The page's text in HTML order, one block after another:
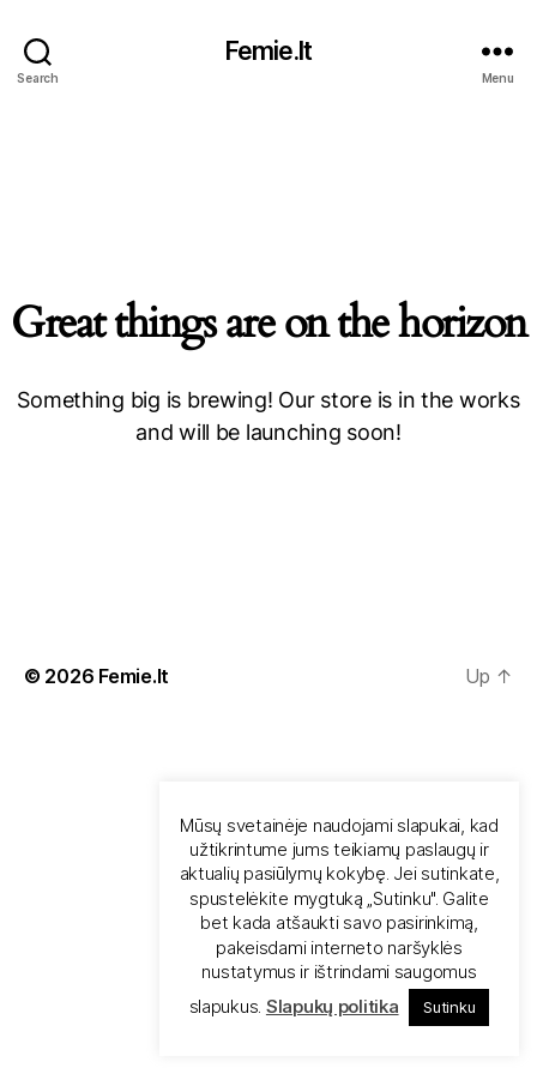
Search
Femie.lt
Menu
Great things are on the horizon
Something big is brewing! Our store is in the works
and will be launching soon!
© 2026 Femie.lt Up ↑
Mūsų svetainėje naudojami slapukai, kad
užtikrintume jums teikiamų paslaugų ir
aktualių pasiūlymų kokybę. Jei sutinkate,
spustelėkite mygtuką „Sutinku". Galite
bet kada atšaukti savo pasirinkimą,
pakeisdami interneto naršyklės
nustatymus ir ištrindami saugomus
slapukus. Slapukų politika Sutinku